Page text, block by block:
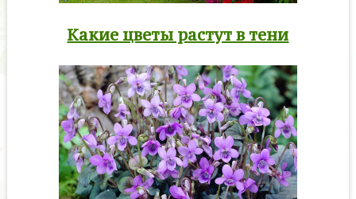
Какие цветы растут в тени